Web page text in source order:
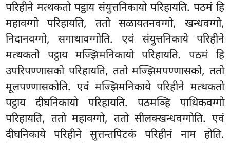
परिहीने मत्थकतो पट्ठाय संयुत्तनिकायो परिहायति. पठमं हि
महावग्गो परिहायति, ततो सळायतनवग्गो, खन्धवग्गो,
निदानवग्गो, सगाथावग्गोति. एवं संयुत्तनिकाये परिहीने
मत्थकतो पट्ठाय मज्झिमनिकायो परिहायति. पठमं हि
उपरिपण्णासको परिहायति, ततो मज्झिमपण्णासको, ततो
मूलपण्णासकोति. एवं मज्झिमनिकाये परिहीने मत्थकतो
पट्ठाय दीघनिकायो परिहायति. पठमञ्हि पाथिकवग्गो
परिहायति, ततो महावग्गो, ततो सीलक्खन्धवग्गोति. एवं
दीघनिकाये परिहीने सुत्तन्तपिटकं परिहीनं नाम होति.